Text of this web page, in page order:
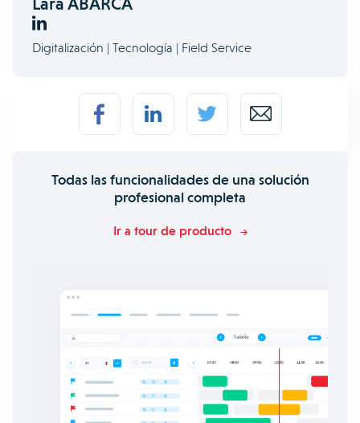
Digitalización | Tecnología | Field Service
Todas las funcionalidades de una solución
profesional completa
Ir a tour de producto